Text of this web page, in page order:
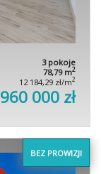
3 pokoje
78,79 m2
12 184,29 zł/m2
960 000 zł
BEZ PROWIZJI